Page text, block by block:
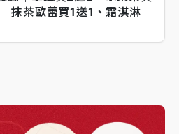
抹茶歐蕾買1送1、霜淇淋